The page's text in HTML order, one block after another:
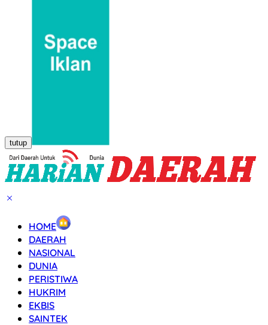
tutup
HOME
DAERAH
NASIONAL
DUNIA
PERISTIWA
HUKRIM
EKBIS
SAINTEK